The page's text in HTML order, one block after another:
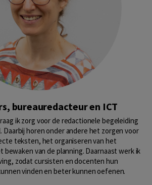
bureauredacteur en ICT
ik zorg voor de redactionele begeleiding
Daarbij horen onder andere het zorgen voor
teksten, het organiseren van het
van de planning. Daarnaast werk ik
zodat cursisten en docenten hun
vinden en beter kunnen oefenen.